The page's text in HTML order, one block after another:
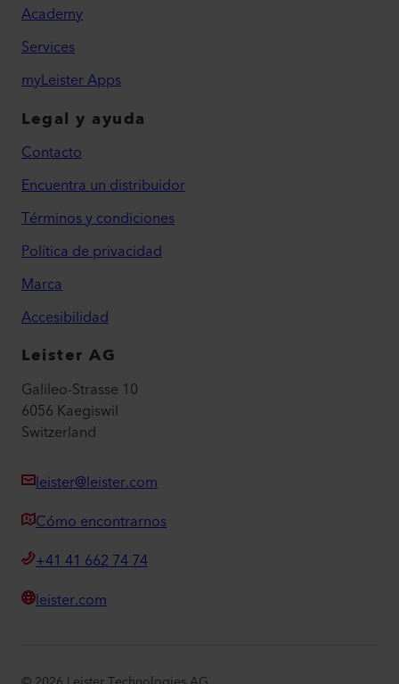
Academy
Services
myLeister Apps
Legal y ayuda
Contacto
Encuentra un distribuidor
Términos y condiciones
Política de privacidad
Marca
Accesibilidad
Leister AG
Galileo-Strasse 10
6056 Kaegiswil
Switzerland
leister@leister.com
Cómo encontrarnos
+41 41 662 74 74
leister.com